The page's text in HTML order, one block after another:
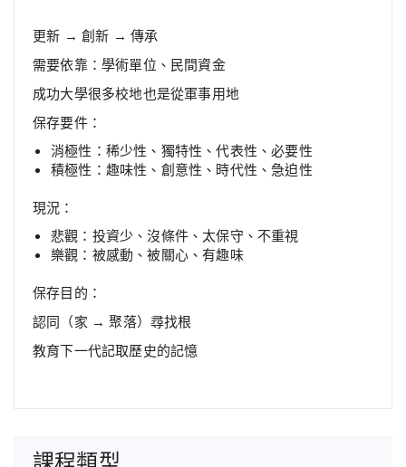
更新 → 創新 → 傳承
需要依靠：學術單位、民間資金
成功大學很多校地也是從軍事用地
保存要件：
消極性：稀少性、獨特性、代表性、必要性
積極性：趣味性、創意性、時代性、急迫性
現況：
悲觀：投資少、沒條件、太保守、不重視
樂觀：被感動、被關心、有趣味
保存目的：
認同（家 → 聚落）尋找根
教育下一代記取歷史的記憶
課程類型